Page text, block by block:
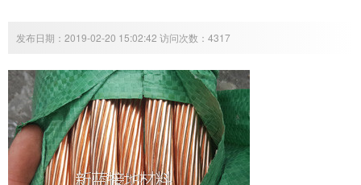
发布日期：2019-02-20 15:02:42 访问次数：4317